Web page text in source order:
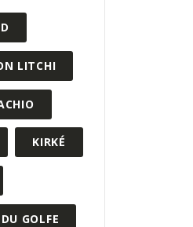
LITCHI
KIRKÉ
GOLFE